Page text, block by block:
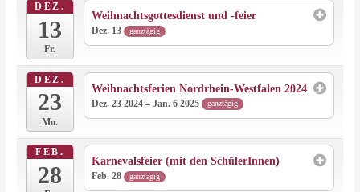
DEZ.
13
Fr.
Weihnachtsgottesdienst und -feier
Dez. 13 ganztägig
DEZ.
23
Mo.
Weihnachtsferien Nordrhein-Westfalen 2024
Dez. 23 2024 – Jan. 6 2025 ganztägig
FEB.
28 Karnevalsfeier (mit den SchülerInnen)
Feb. 28 ganztägig